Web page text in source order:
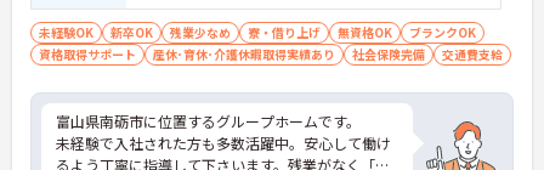
未経験OK 新卒OK 残業少なめ 寮・借り上げ 無資格OK
ブランクOK
資格取得サポート
産休･育休･介護休暇取得実績あり 社会保険完備 交通費支給
富山県南砺市に位置するグループホームです。
未経験で入社された方も多数活躍中。安心して働け
るよう丁寧に指導して下さいます。残業がなく「仕